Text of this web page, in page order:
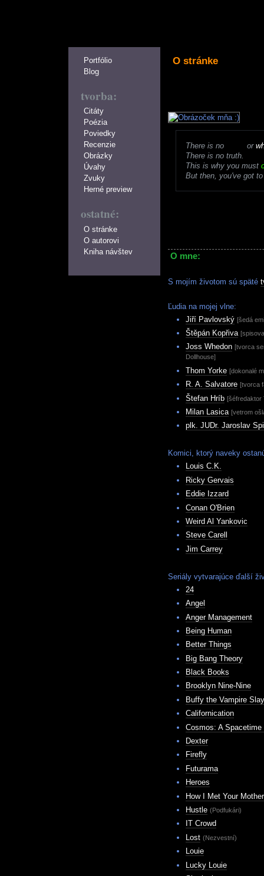
Portfólio
Blog
tvorba:
Citáty
Poézia
Poviedky
Recenzie
Obrázky
Úvahy
Zvuky
Herné preview
ostatné:
O stránke
O autorovi
Kniha návštev
O stránke
There is no or
There is no truth.
This is why you must
But then, you've got
O mne:
S mojím životom sú späté
Ľudia na mojej vlne:
Jiří Pavlovský [šedá
Štěpán Kopřiva
Joss Whedon [tvorca
Dollhouse]
Thom Yorke [dokonalé
R. A. Salvatore [tvorca
Štefan Hríb [šéfredaktor
Milan Lasica [vetrom
plk. JUDr. Jaroslav
Komici, ktorý naveky
Louis C.K.
Ricky Gervais
Eddie Izzard
Conan O'Brien
Weird Al Yankovic
Steve Carell
Jim Carrey
Seriály vytvarajúce ďalší
24
Angel
Anger Management
Being Human
Better Things
Big Bang Theory
Black Books
Brooklyn Nine-Nine
Buffy the Vampire
Californication
Cosmos: A
Dexter
Firefly
Futurama
Heroes
How I Met Your Mother
Hustle (Podfukári)
IT Crowd
Lost (Nezvestní)
Louie
Lucky Louie